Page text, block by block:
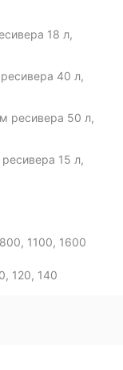
18 л,
40 л,
ресивера 50 л,
15 л,
1100, 1600
120, 140